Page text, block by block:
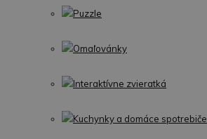
Puzzle
Omaľovánky
Interaktívne zvieratká
Kuchynky a domáce spotrebiče